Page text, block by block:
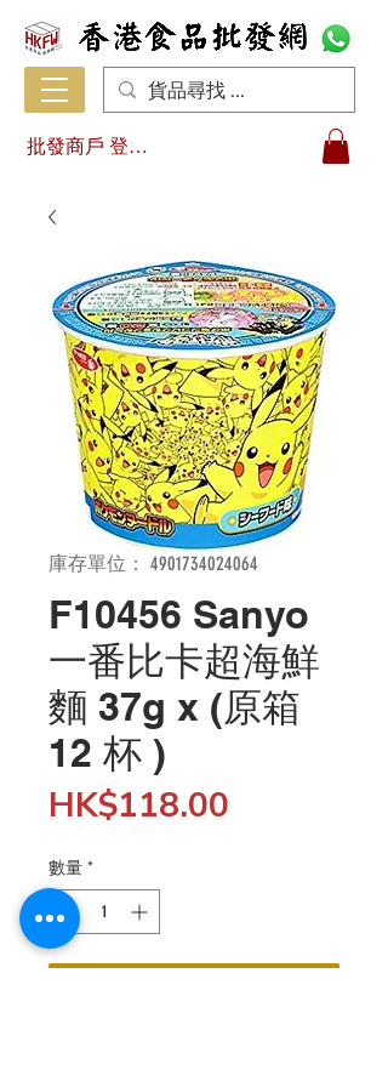
批發商戶 登入/註冊
庫存單位： 4901734024064
F10456 Sanyo
一番比卡超海鮮
麵 37g x (原箱
12 杯 )
HK$118.00
數量 *